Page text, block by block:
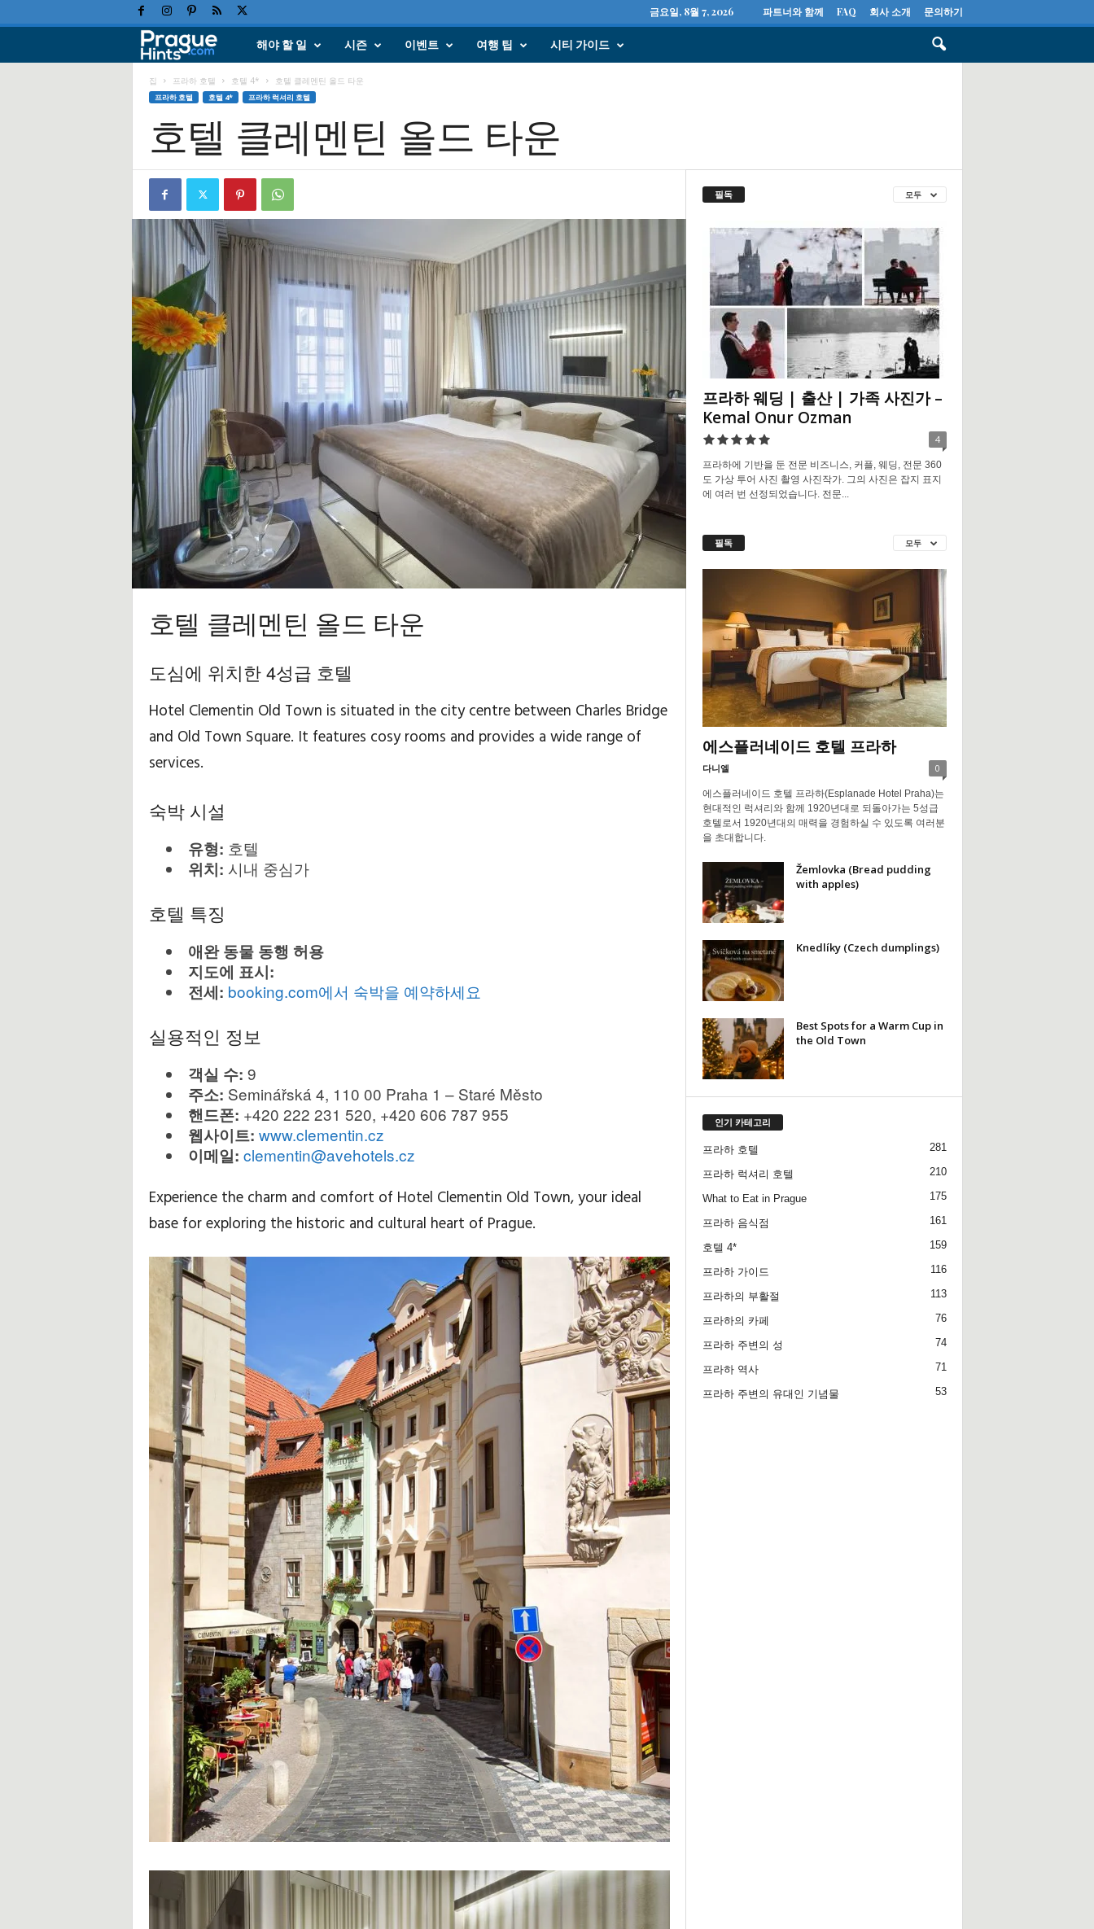
금요일, 8월 7, 2026 파트너와 함께 FAQ 회사 소개 문의하기
라
휴
,
해야 할 일 시즌 이벤트 여행 팁 시티 가이드
집 프라하 호텔 호텔 4* 호텔 클레멘틴 올드 타운
프라하 호텔 호텔 4* 프라하 럭셔리 호텔
호텔 클레멘틴 올드 타운
호텔 클레멘틴 올드 타운
도심에 위치한 4성급 호텔
Hotel Clementin Old Town is situated in the city centre between Charles Bridge
and Old Town Square. It features cosy rooms and provides a wide range of
services.
숙박 시설
유형: 호텔
위치: 시내 중심가
호텔 특징
애완 동물 동행 허용
지도에 표시:
전세: booking.com에서 숙박을 예약하세요
실용적인 정보
객실 수: 9
주소: Seminářská 4, 110 00 Praha 1 – Staré Město
핸드폰: +420 222 231 520, +420 606 787 955
웹사이트: www.clementin.cz
이메일: clementin@avehotels.cz
Experience the charm and comfort of Hotel Clementin Old Town, your ideal
base for exploring the historic and cultural heart of Prague.
필독 모두
프라하 웨딩 | 출산 | 가족 사진가 –
Kemal Onur Ozman
4
프라하에 기반을 둔 전문 비즈니스, 커플, 웨딩, 전문 360
도 가상 투어 사진 촬영 사진작가. 그의 사진은 잡지 표지
에 여러 번 선정되었습니다. 전문...
필독 모두
에스플러네이드 호텔 프라하
다니엘 0
에스플러네이드 호텔 프라하(Esplanade Hotel Praha)는
현대적인 럭셔리와 함께 1920년대로 되돌아가는 5성급
호텔로서 1920년대의 매력을 경험하실 수 있도록 여러분
을 초대합니다.
Žemlovka (Bread pudding
with apples)
Knedlíky (Czech dumplings)
Best Spots for a Warm Cup in
the Old Town
인기 카테고리
프라하 호텔 281
프라하 럭셔리 호텔 210
What to Eat in Prague 175
프라하 음식점 161
호텔 4* 159
프라하 가이드 116
프라하의 부활절 113
프라하의 카페 76
프라하 주변의 성 74
프라하 역사 71
프라하 주변의 유대인 기념물 53